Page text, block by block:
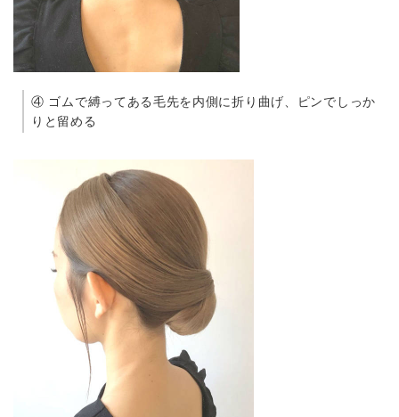
④ ゴムで縛ってある毛先を内側に折り曲げ、ピンでしっか
りと留める